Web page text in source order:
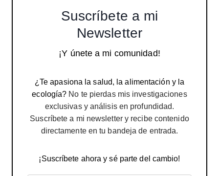
Suscríbete a mi
Newsletter
¡Y únete a mi comunidad!
¿Te apasiona la salud, la alimentación y la
ecología? No te pierdas mis investigaciones
exclusivas y análisis en profundidad.
Suscríbete a mi newsletter y recibe contenido
directamente en tu bandeja de entrada.
¡Suscríbete ahora y sé parte del cambio!